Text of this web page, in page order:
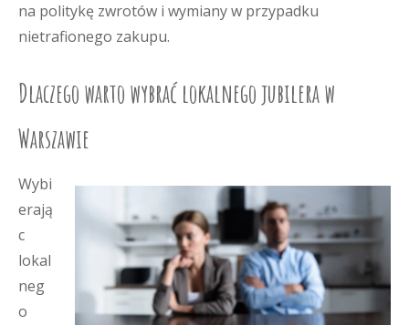
na politykę zwrotów i wymiany w przypadku
nietrafionego zakupu.
Dlaczego warto wybrać lokalnego jubilera w
Warszawie
Wybi
erają
c
lokal
neg
o